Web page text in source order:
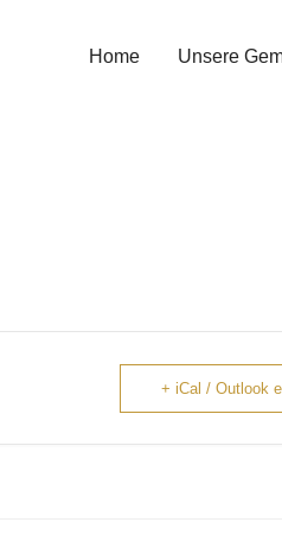
Home Unsere
+ iCal / Outlook